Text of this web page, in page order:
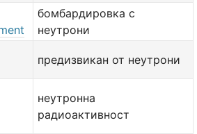
бомбардировка с
неутрони
предизвикан от неутрони
неутронна
радиоактивност